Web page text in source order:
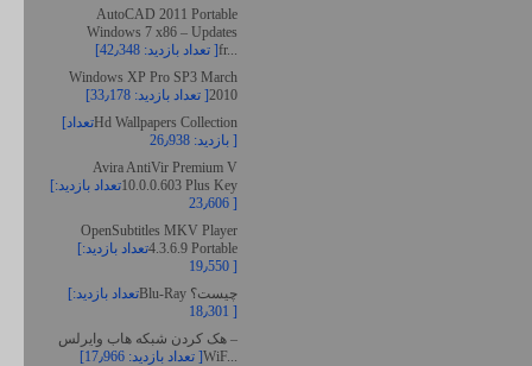
AutoCAD 2011 Portable
Windows 7 x86 – Updates
fr... [تعداد بازدید: 42٫348 ]
Windows XP Pro SP3 March
2010[تعداد بازدید: 33٫178 ]
Hd Wallpapers Collection
[تعداد
بازدید: 26٫938 ]
Avira AntiVir Premium V
10.0.0.603 Plus Key
[تعداد بازدید:
23٫606 ]
OpenSubtitles MKV Player
4.3.6.9 Portable
[تعداد بازدید:
19٫550 ]
Blu-Ray چیست؟
[تعداد بازدید:
18٫301 ]
هک کردن شبکه هاب وایرلس –
WiF...[تعداد بازدید: 17٫966 ]